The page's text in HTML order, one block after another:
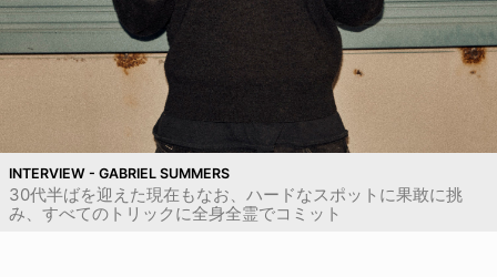
INTERVIEW - GABRIEL SUMMERS
30代半ばを迎えた現在もなお、ハードなスポットに果敢に挑
み、すべてのトリックに全身全霊でコミット